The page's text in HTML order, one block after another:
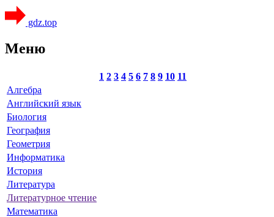
gdz.top
Меню
1 2 3 4 5 6 7 8 9 10 11
Алгебра
Английский язык
Биология
География
Геометрия
Информатика
История
Литература
Литературное чтение
Математика